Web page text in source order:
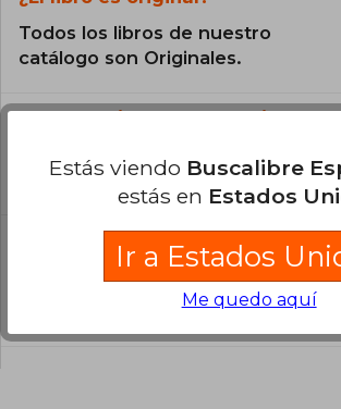
Todos los libros de nuestro
catálogo son Originales.
¿En qué Idioma está escrito el
El libro está escrito en Inglés.
¿Cuál es la encuadernación de
La encuadernación de esta
Estás viendo Buscalibre
estás en Estados
Ir a Estados
Me quedo aquí